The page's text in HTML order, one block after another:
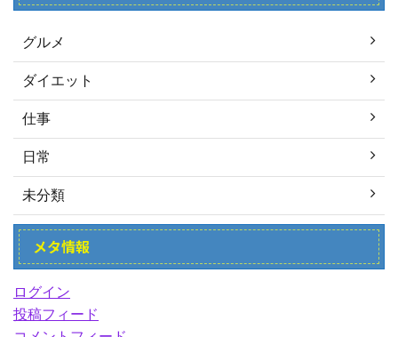
グルメ
ダイエット
仕事
日常
未分類
メタ情報
ログイン
投稿フィード